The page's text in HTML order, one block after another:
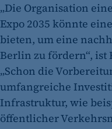
„Die Organisation
Expo 2035 könnte
bieten, um eine
Berlin zu fördern“, ist
„Schon die
umfangreiche
Infrastruktur, wie
öffentlicher